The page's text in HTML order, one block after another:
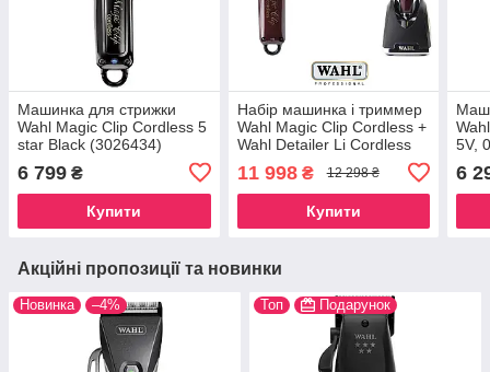
Машинка для стрижки
Wahl Magic Clip Cordless 5
star Black (3026434)
6 799 ₴
Купити
Набір машинка і триммер
Wahl Magic Clip Cordless +
Wahl Detailer Li Cordless
11 998₴ 12 298 ₴
Купити
5V,
6
Акційні пропозиції та новинки
Новинка –4% Топ Подарунок